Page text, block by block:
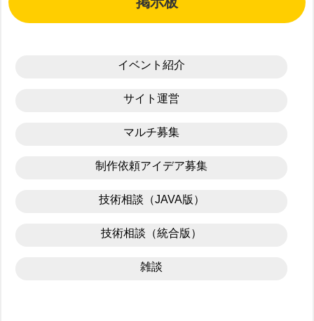
イベント紹介
サイト運営
マルチ募集
制作依頼アイデア募集
技術相談（JAVA版）
技術相談（統合版）
雑談